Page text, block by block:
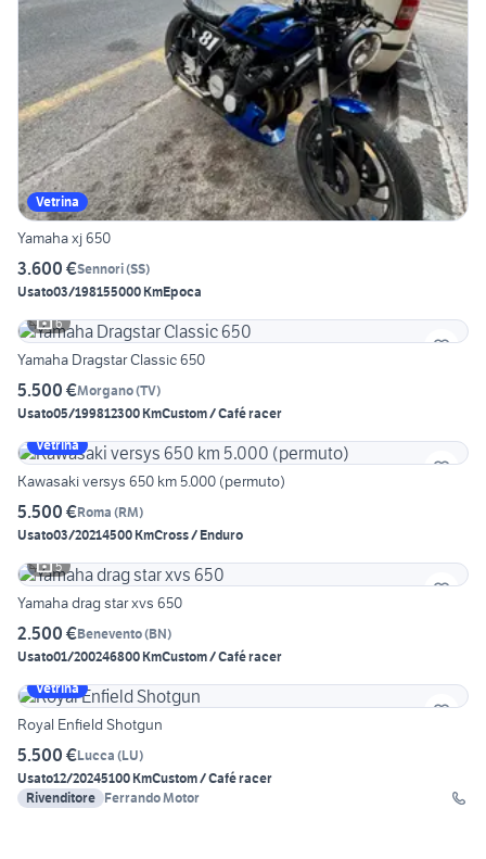
Vetrina
Yamaha xj 650
3.600 €Sennori(SS)
Usato03/198155000 KmEpoca
6
Yamaha Dragstar Classic 650
5.500 €Morgano(TV)
Usato05/199812300 KmCustom / Café racer
Vetrina
Kawasaki versys 650 km 5.000 (permuto)
5.500 €Roma (RM)
Usato03/20214500 KmCross / Enduro
5
Yamaha drag star xvs 650
2.500 €Benevento(BN)
Usato01/200246800 KmCustom / Café racer
Vetrina
Royal Enfield Shotgun
5.500 €Lucca (LU)
Usato12/20245100 KmCustom / Café racer
Rivenditore Ferrando Motor